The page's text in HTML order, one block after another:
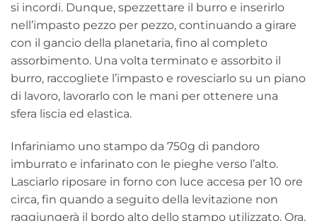
si incordi. Dunque, spezzettare il burro e inserirlo
nell’impasto pezzo per pezzo, continuando a girare
con il gancio della planetaria, fino al completo
assorbimento. Una volta terminato e assorbito il
burro, raccogliete l’impasto e rovesciarlo su un piano
di lavoro, lavorarlo con le mani per ottenere una
sfera liscia ed elastica.
Infariniamo uno stampo da 750g di pandoro
imburrato e infarinato con le pieghe verso l’alto.
Lasciarlo riposare in forno con luce accesa per 10 ore
circa, fin quando a seguito della levitazione non
raggiungerà il bordo alto dello stampo utilizzato. Ora,